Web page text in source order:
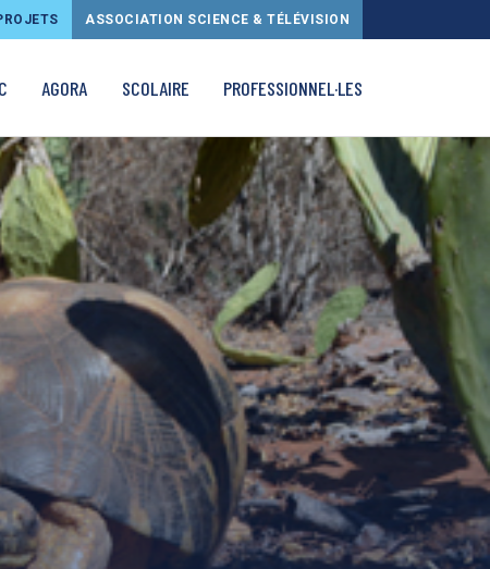
ASSOCIATION SCIENCE & TÉLÉVISION
AGORA SCOLAIRE PROFESSIONNEL·LES